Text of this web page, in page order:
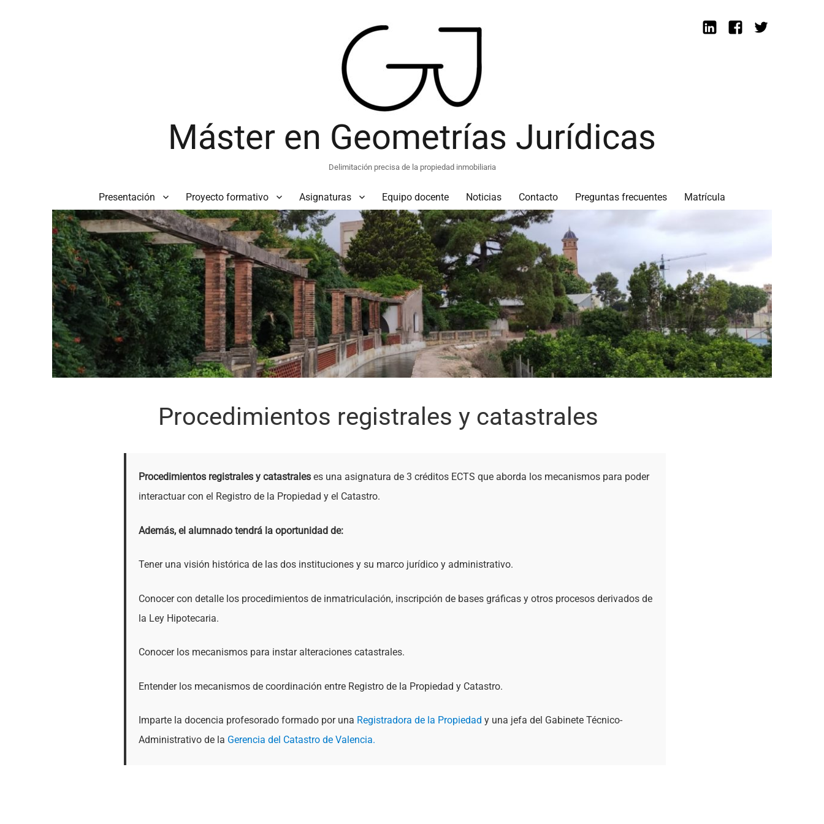
Máster en Geometrías Jurídicas
Delimitación precisa de la propiedad inmobiliaria
Presentación Proyecto formativo Asignaturas Equipo docente Noticias Contacto Preguntas frecuentes Matrícula
LinkedinFacebook
Procedimientos registrales y catastrales
Procedimientos registrales y catastraleses una asignatura de 3 créditos ECTS que aborda los mecanismos para poder
interactuar con el Registro de la Propiedad y el Catastro.
Además, el alumnado tendrá la oportunidad de:
Tener una visión histórica de las dos instituciones y su marco jurídico y administrativo.
Conocer con detalle los procedimientos de inmatriculación, inscripción de bases gráficas y otros procesos derivados de
la Ley Hipotecaria.
Conocer los mecanismos para instar alteraciones catastrales.
Entender los mecanismos de coordinación entre Registro de la Propiedad y Catastro.
Imparte la docencia profesorado formado por una Registradora de la Propiedad y una jefa del Gabinete Técnico-
Administrativo de la Gerencia del Catastro de Valencia.